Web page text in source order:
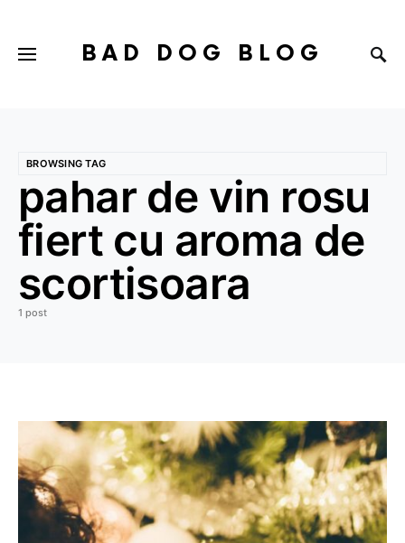
BAD DOG BLOG
BROWSING TAG
pahar de vin rosu
fiert cu aroma de
scortisoara
1 post